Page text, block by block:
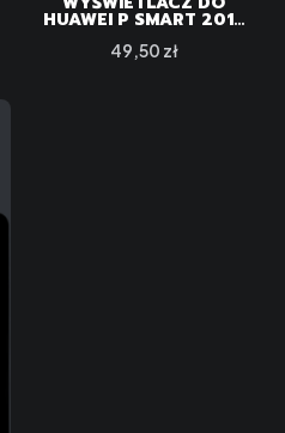
HUAWEI P SMART 2019
Cena
49,50 zł